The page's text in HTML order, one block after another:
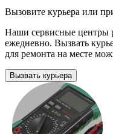
Вызовите курьера или
Наши сервисные центры
ежедневно. Вызвать
для ремонта на месте
Вызвать курьера